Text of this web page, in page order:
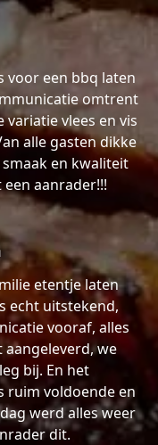
voor een bbq laten
omtrent
variatie vlees en vis
alle gasten dikke
en kwaliteit
aanrader!!!
etentje laten
echt uitstekend,
vooraf, alles
we
bij. En het
ruim voldoende en
werd alles weer
dit.